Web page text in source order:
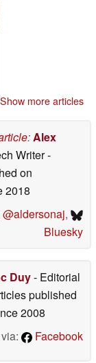
Show more articles
:Alex
Writer-
on
2018
@aldersonaj,
Bluesky
Duy- Editorial
published
2008
Facebook